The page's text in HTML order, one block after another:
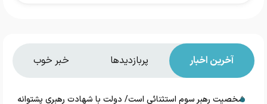
آخرین اخبار پربازدیدها خبر خوب
شخصیت رهبر سوم استثنائی است/ دولت با شهادت رهبری پشتوانه